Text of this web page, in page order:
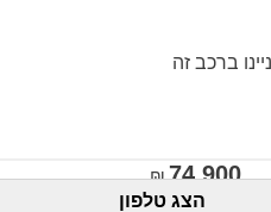
ברכב זה
74,900
הצג טלפון